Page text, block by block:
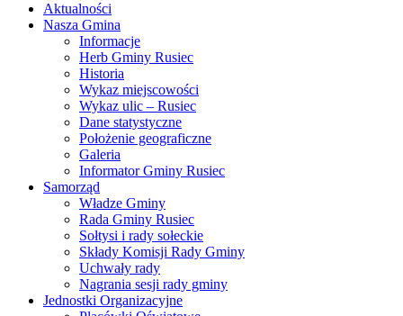
Aktualności
Nasza Gmina
Informacje
Herb Gminy Rusiec
Historia
Wykaz miejscowości
Wykaz ulic – Rusiec
Dane statystyczne
Położenie geograficzne
Galeria
Informator Gminy Rusiec
Samorząd
Władze Gminy
Rada Gminy Rusiec
Sołtysi i rady sołeckie
Składy Komisji Rady Gminy
Uchwały rady
Nagrania sesji rady gminy
Jednostki Organizacyjne